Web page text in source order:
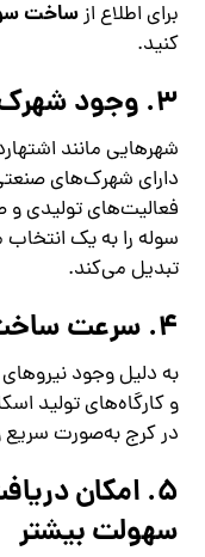
برای اطلاع ازساخت
کنید.
3. وجود شهرک‌ های صنعتی فعال
شهرهایی مانند
دارای شهرک‌های
فعالیت‌های تولیدی
سوله را به یک
تبدیل می‌کند.
4. سرعت ساخت بالا
به دلیل وجود
و کارگاه‌های تولید
در کرج به‌صورت سریع
5. امکان
سهولت بیشتر